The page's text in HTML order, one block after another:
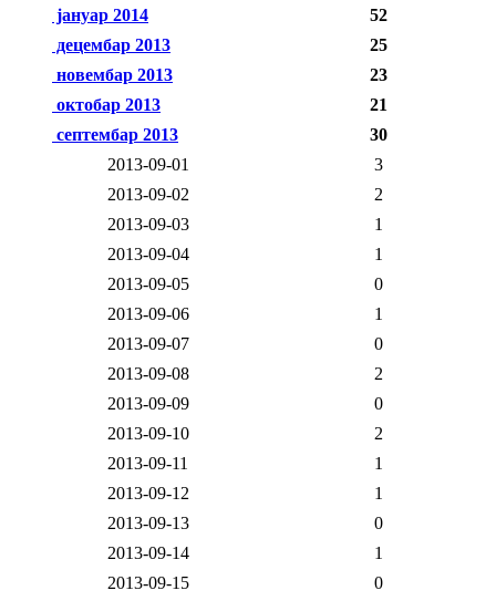
јануар 2014
52
децембар 2013
25
новембар 2013
23
октобар 2013
21
септембар 2013
30
2013-09-01
3
2013-09-02
2
2013-09-03
1
2013-09-04
1
2013-09-05
0
2013-09-06
1
2013-09-07
0
2013-09-08
2
2013-09-09
0
2013-09-10
2
2013-09-11
1
2013-09-12
1
2013-09-13
0
2013-09-14
1
2013-09-15
0